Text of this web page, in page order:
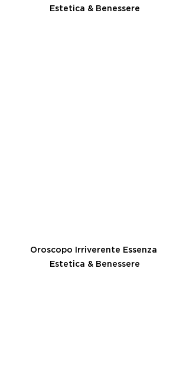
Estetica & Benessere
Oroscopo Irriverente Essenza
Estetica & Benessere